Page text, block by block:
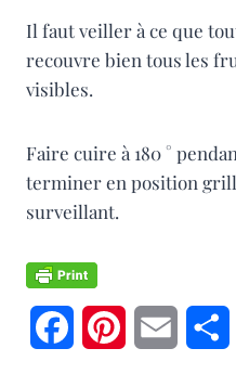
Il faut veiller à ce que
recouvre bien tous les
visibles.
Faire cuire à 180 °
terminer en position
surveillant.